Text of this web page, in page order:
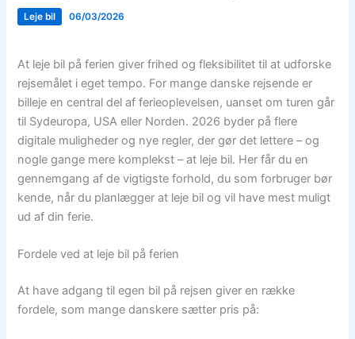
Leje bil 06/03/2026
At leje bil på ferien giver frihed og fleksibilitet til at udforske
rejsemålet i eget tempo. For mange danske rejsende er
billeje en central del af ferieoplevelsen, uanset om turen går
til Sydeuropa, USA eller Norden. 2026 byder på flere
digitale muligheder og nye regler, der gør det lettere – og
nogle gange mere komplekst – at leje bil. Her får du en
gennemgang af de vigtigste forhold, du som forbruger bør
kende, når du planlægger at leje bil og vil have mest muligt
ud af din ferie.
Fordele ved at leje bil på ferien
At have adgang til egen bil på rejsen giver en række
fordele, som mange danskere sætter pris på: